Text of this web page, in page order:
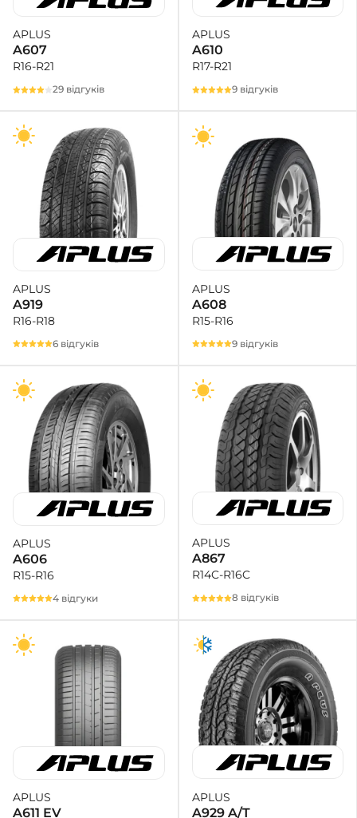
APLUS
A607
R16-R21
29 відгуків
APLUS
A610
R17-R21
9 відгуків
APLUS
A919
R16-R18
6 відгуків
APLUS
A608
R15-R16
9 відгуків
APLUS
A606
R15-R16
4 відгуки
APLUS
A867
R14C-R16C
8 відгуків
APLUS
A611 EV
APLUS
A929 A/T